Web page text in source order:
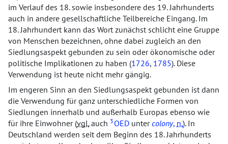
im Verlauf des 18. sowie insbesondere des 19. Jahrhunderts
auch in andere gesellschaftliche Teilbereiche Eingang. Im
18. Jahrhundert kann das Wort zunächst schlicht eine Gruppe
von Menschen bezeichnen, ohne dabei zugleich an den
Siedlungsaspekt gebunden zu sein oder ökonomische oder
politische Implikationen zu haben (1726, 1785). Diese
Verwendung ist heute nicht mehr gängig.
Im engeren Sinn an den Siedlungsaspekt gebunden ist dann
die Verwendung für ganz unterschiedliche Formen von
Siedlungen innerhalb und außerhalb Europas ebenso wie
für ihre Einwohner (vgl.auch 3OED untercolony, n.). In
Deutschland werden seit dem Beginn des 18. Jahrhunderts